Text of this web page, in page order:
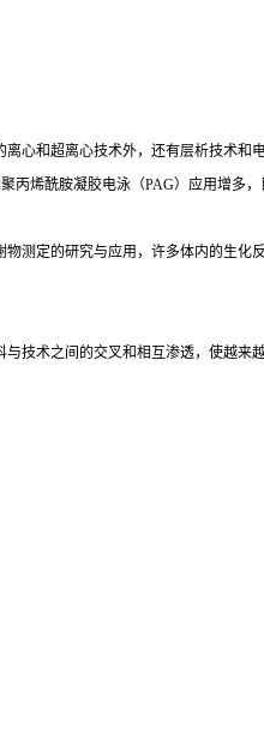
心和超离心技术外，还有层析技术和
烯酰胺凝胶电泳（PAG）应用增多，
测定的研究与应用，许多体内的生化
技术之间的交叉和相互渗透，使越来